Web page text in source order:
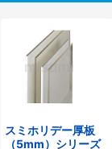
スミホリデー厚板
（5mm）シリーズ